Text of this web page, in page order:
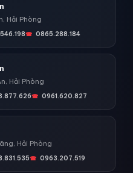
Hải Phòng
0865.288.184
Hải Phòng
0961.620.827
Hải Phòng
0963.207.519